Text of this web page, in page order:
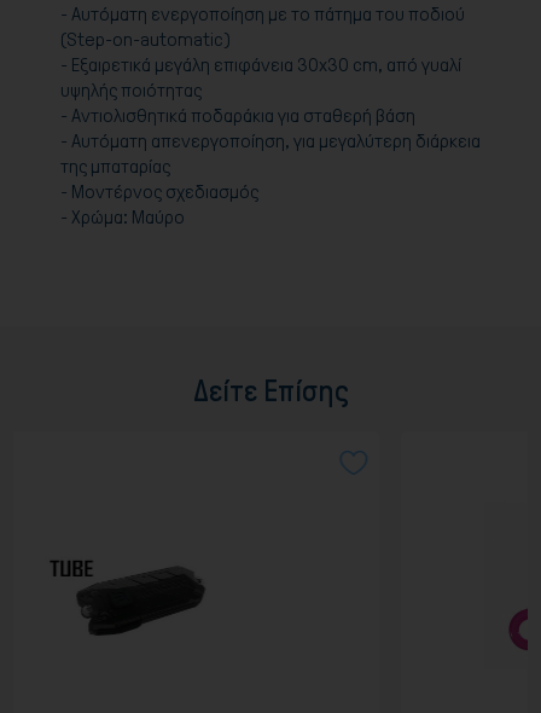
- Αυτόματη ενεργοποίηση με το πάτημα του ποδιού
(Step-on-automatic)
- Εξαιρετικά μεγάλη επιφάνεια 30x30 cm, από γυαλί
υψηλής ποιότητας
- Αντιολισθητικά ποδαράκια για σταθερή βάση
- Αυτόματη απενεργοποίηση, για μεγαλύτερη διάρκεια
της μπαταρίας
- Μοντέρνος σχεδιασμός
- Χρώμα: Μαύρο
Δείτε Επίσης